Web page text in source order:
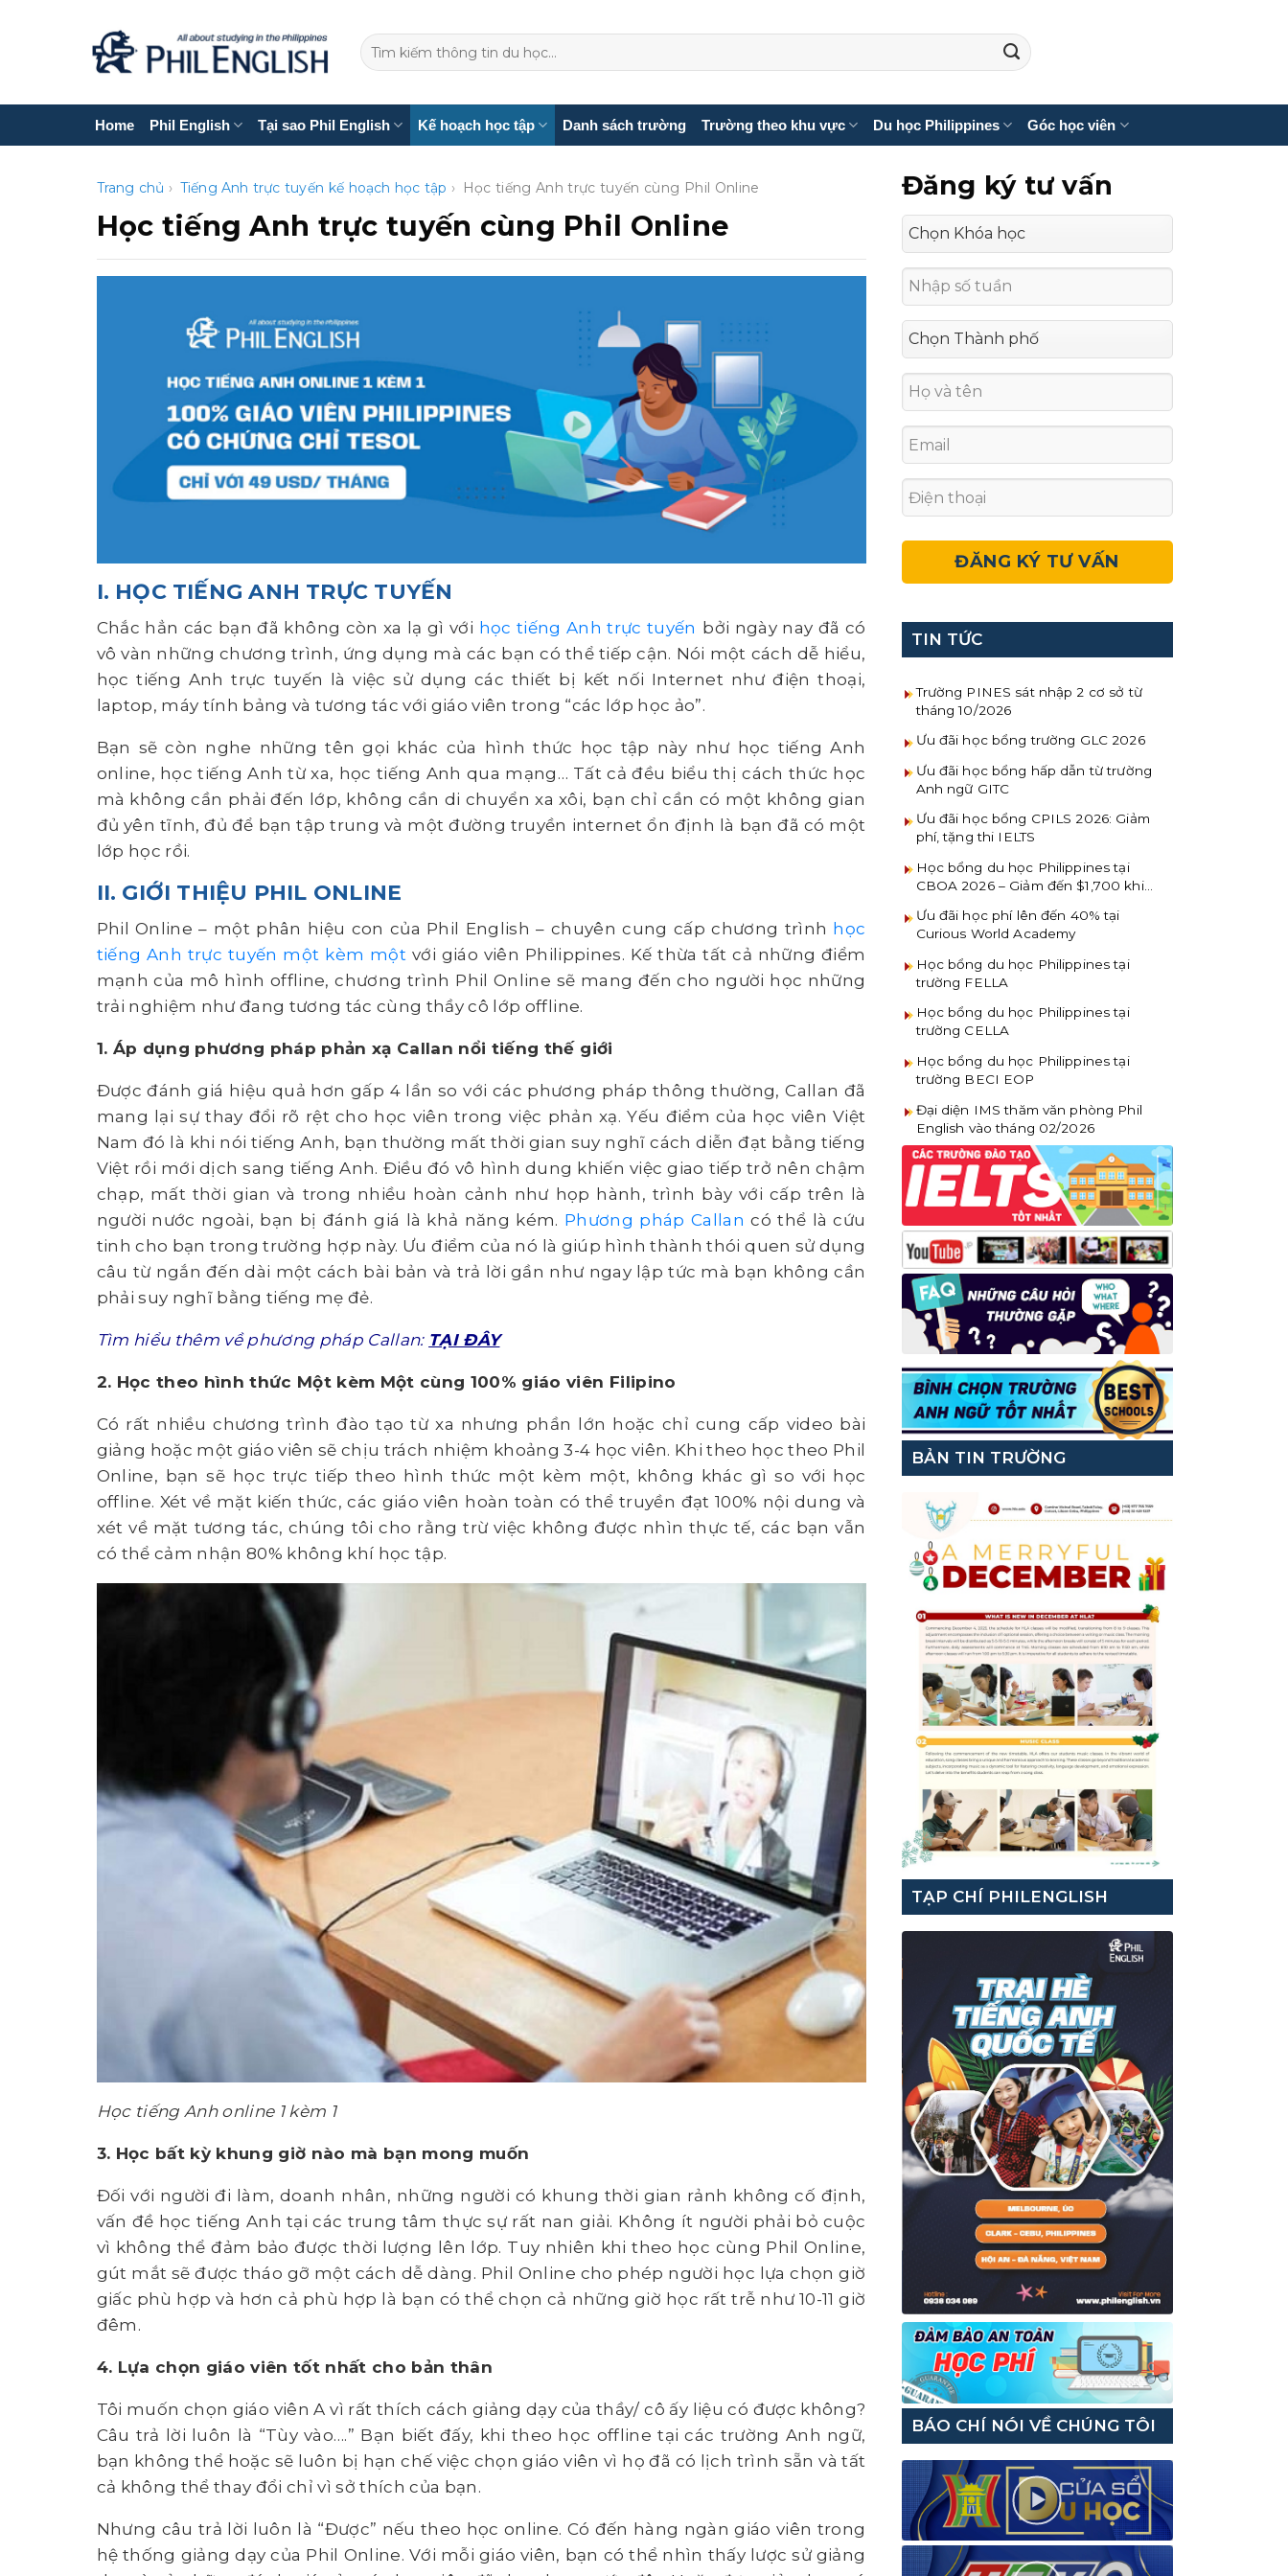
Home Phil English Tại sao Phil English Kế hoạch học tập Danh sách trường Trường theo khu vực Du học Philippines Góc học viên
Trang chủ › Tiếng Anh trực tuyến kế hoạch học tập › Học tiếng Anh trực tuyến cùng Phil Online
Học tiếng Anh trực tuyến cùng Phil Online
I. HỌC TIẾNG ANH TRỰC TUYẾN
Chắc hẳn các bạn đã không còn xa lạ gì với học tiếng Anh trực tuyến bởi ngày nay đã có
vô vàn những chương trình, ứng dụng mà các bạn có thể tiếp cận. Nói một cách dễ hiểu,
học tiếng Anh trực tuyến là việc sử dụng các thiết bị kết nối Internet như điện thoại,
laptop, máy tính bảng và tương tác với giáo viên trong “các lớp học ảo”.
Bạn sẽ còn nghe những tên gọi khác của hình thức học tập này như học tiếng Anh
online, học tiếng Anh từ xa, học tiếng Anh qua mạng… Tất cả đều biểu thị cách thức học
mà không cần phải đến lớp, không cần di chuyển xa xôi, bạn chỉ cần có một không gian
đủ yên tĩnh, đủ để bạn tập trung và một đường truyền internet ổn định là bạn đã có một
lớp học rồi.
II. GIỚI THIỆU PHIL ONLINE
Phil Online – một phân hiệu con của Phil English – chuyên cung cấp chương trình học
tiếng Anh trực tuyến một kèm một với giáo viên Philippines. Kế thừa tất cả những điểm
mạnh của mô hình offline, chương trình Phil Online sẽ mang đến cho người học những
trải nghiệm như đang tương tác cùng thầy cô lớp offline.
1. Áp dụng phương pháp phản xạ Callan nổi tiếng thế giới
Được đánh giá hiệu quả hơn gấp 4 lần so với các phương pháp thông thường, Callan đã
mang lại sự thay đổi rõ rệt cho học viên trong việc phản xạ. Yếu điểm của học viên Việt
Nam đó là khi nói tiếng Anh, bạn thường mất thời gian suy nghĩ cách diễn đạt bằng tiếng
Việt rồi mới dịch sang tiếng Anh. Điều đó vô hình dung khiến việc giao tiếp trở nên chậm
chạp, mất thời gian và trong nhiều hoàn cảnh như họp hành, trình bày với cấp trên là
người nước ngoài, bạn bị đánh giá là khả năng kém. Phương pháp Callan có thể là cứu
tinh cho bạn trong trường hợp này. Ưu điểm của nó là giúp hình thành thói quen sử dụng
câu từ ngắn đến dài một cách bài bản và trả lời gần như ngay lập tức mà bạn không cần
phải suy nghĩ bằng tiếng mẹ đẻ.
Tìm hiểu thêm về phương pháp Callan: TẠI ĐÂY
2. Học theo hình thức Một kèm Một cùng 100% giáo viên Filipino
Có rất nhiều chương trình đào tạo từ xa nhưng phần lớn hoặc chỉ cung cấp video bài
giảng hoặc một giáo viên sẽ chịu trách nhiệm khoảng 3-4 học viên. Khi theo học theo Phil
Online, bạn sẽ học trực tiếp theo hình thức một kèm một, không khác gì so với học
offline. Xét về mặt kiến thức, các giáo viên hoàn toàn có thể truyền đạt 100% nội dung và
xét về mặt tương tác, chúng tôi cho rằng trừ việc không được nhìn thực tế, các bạn vẫn
có thể cảm nhận 80% không khí học tập.
Học tiếng Anh online 1 kèm 1
3. Học bất kỳ khung giờ nào mà bạn mong muốn
Đối với người đi làm, doanh nhân, những người có khung thời gian rảnh không cố định,
vấn đề học tiếng Anh tại các trung tâm thực sự rất nan giải. Không ít người phải bỏ cuộc
vì không thể đảm bảo được thời lượng lên lớp. Tuy nhiên khi theo học cùng Phil Online,
gút mắt sẽ được tháo gỡ một cách dễ dàng. Phil Online cho phép người học lựa chọn giờ
giấc phù hợp và hơn cả phù hợp là bạn có thể chọn cả những giờ học rất trễ như 10-11 giờ
đêm.
4. Lựa chọn giáo viên tốt nhất cho bản thân
Tôi muốn chọn giáo viên A vì rất thích cách giảng dạy của thầy/ cô ấy liệu có được không?
Câu trả lời luôn là “Tùy vào….” Bạn biết đấy, khi theo học offline tại các trường Anh ngữ,
bạn không thể hoặc sẽ luôn bị hạn chế việc chọn giáo viên vì họ đã có lịch trình sẵn và tất
cả không thể thay đổi chỉ vì sở thích của bạn.
Nhưng câu trả lời luôn là “Được” nếu theo học online. Có đến hàng ngàn giáo viên trong
hệ thống giảng dạy của Phil Online. Với mỗi giáo viên, bạn có thể nhìn thấy lược sử giảng
Đăng ký tư vấn
TIN TỨC
Trường PINES sát nhập 2 cơ sở từ
tháng 10/2026
Ưu đãi học bổng trường GLC 2026
Ưu đãi học bổng hấp dẫn từ trường
Anh ngữ GITC
Ưu đãi học bổng CPILS 2026: Giảm
phí, tặng thi IELTS
Học bổng du học Philippines tại
CBOA 2026 – Giảm đến $1,700 khi
Ưu đãi học phí lên đến 40% tại
Curious World Academy
Học bổng du học Philippines tại
trường FELLA
Học bổng du học Philippines tại
trường CELLA
Học bổng du học Philippines tại
trường BECI EOP
Đại diện IMS thăm văn phòng Phil
English vào tháng 02/2026
BẢN TIN TRƯỜNG
TẠP CHÍ PHILENGLISH
BÁO CHÍ NÓI VỀ CHÚNG TÔI